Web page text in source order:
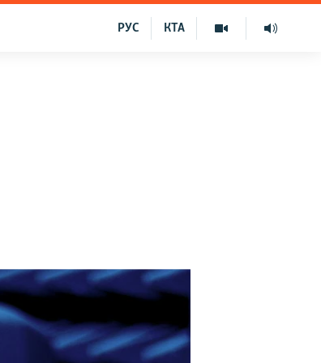
КТА
РУС